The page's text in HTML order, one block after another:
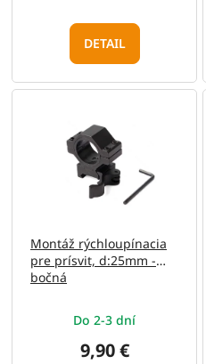
DETAIL
Montáž rýchloupínacia
pre prísvit, d:25mm -
bočná
Do 2-3 dní
9,90 €